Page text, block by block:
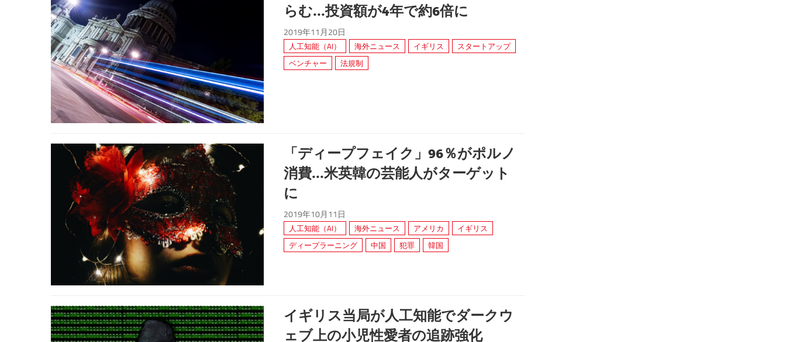
らむ...投資額が4年で約6倍に
2019年11月20日
人工知能（AI） 海外ニュース イギリス
スタートアップ
ベンチャー
法規制
「ディープフェイク」96％がポルノ
消費...米英韓の芸能人がターゲット
に
2019年10月11日
人工知能（AI） 海外ニュース アメリカ
イギリス
ディープラーニング
中国 犯罪 韓国
イギリス当局が人工知能でダークウ
ェブ上の小児性愛者の追跡強化